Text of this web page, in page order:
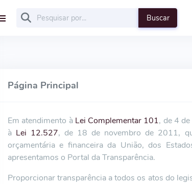
Buscar
Página Principal
Em atendimento à Lei Complementar 101, de 4
à Lei 12.527, de 18 de novembro de 2011,
orçamentária e financeira da União, dos
apresentamos o Portal da Transparência.
Proporcionar transparência a todos os atos do